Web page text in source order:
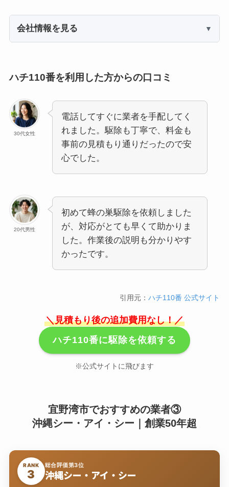
会社情報を見る
ハチ110番を利用した方からの口コミ
30代女性
電話してすぐに業者を手配してく
れました。駆除も丁寧で、料金も
事前の見積もり通りだったので安
心でした。
20代男性
初めて蜂の巣駆除を依頼しました
が、対応がとても早くて助かりま
した。作業後の説明も分かりやす
かったです。
引用元：ハチ110番 公式サイト
＼見積もり後の追加費用なし！／
ハチ110番に駆除を依頼する
※公式サイトに飛びます
宜野湾市でおすすめの業者③
沖縄シー・アイ・シー｜創業50年超
RANK
3
総合評価第3位
沖縄シー・アイ・シー